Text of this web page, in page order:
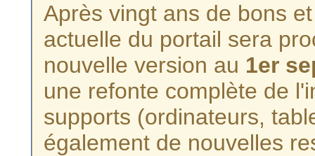
Après vingt ans de bons
actuelle du portail sera
nouvelle version au 1er
une refonte complète de
supports (ordinateurs,
également de nouvelles